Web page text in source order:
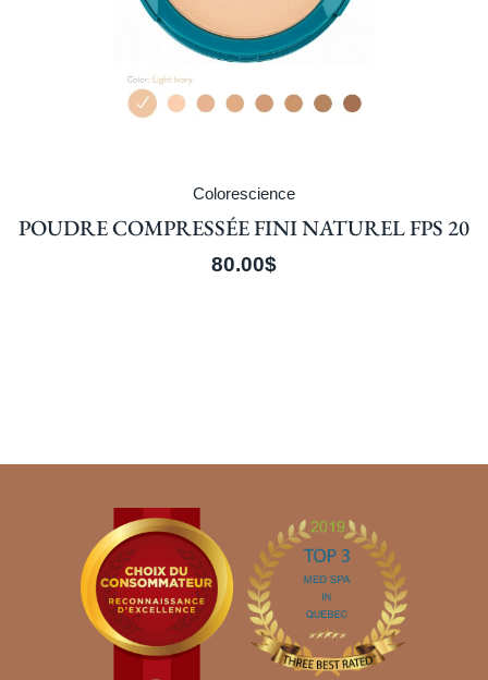
Colorescience
POUDRE COMPRESSÉE FINI NATUREL FPS 20
80.00$